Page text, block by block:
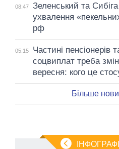
08:47
Зеленський та
ухвалення
рф
05:15
Частині пенсіонерів
соцвиплат треба
вересня: кого це
Більше